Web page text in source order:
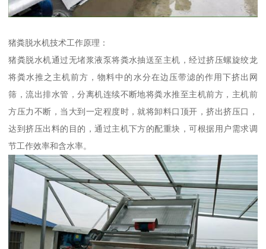
猪粪脱水机技术工作原理：
猪粪脱水机通过无堵浆液泵将粪水抽送至主机，经过挤压螺旋绞龙
将粪水推之主机前方，物料中的水分在边压带滤的作用下挤出网
筛，流出排水管，分离机连续不断地将粪水推至主机前方，主机前
方压力不断，当大到一定程度时，就将卸料口顶开，挤出挤压口，
达到挤压出料的目的，通过主机下方的配重块，可根据用户需求调
节工作效率和含水率。